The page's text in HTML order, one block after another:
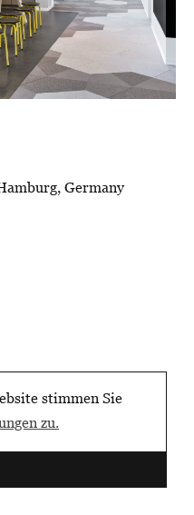
stimmen Sie
zu.
Germany